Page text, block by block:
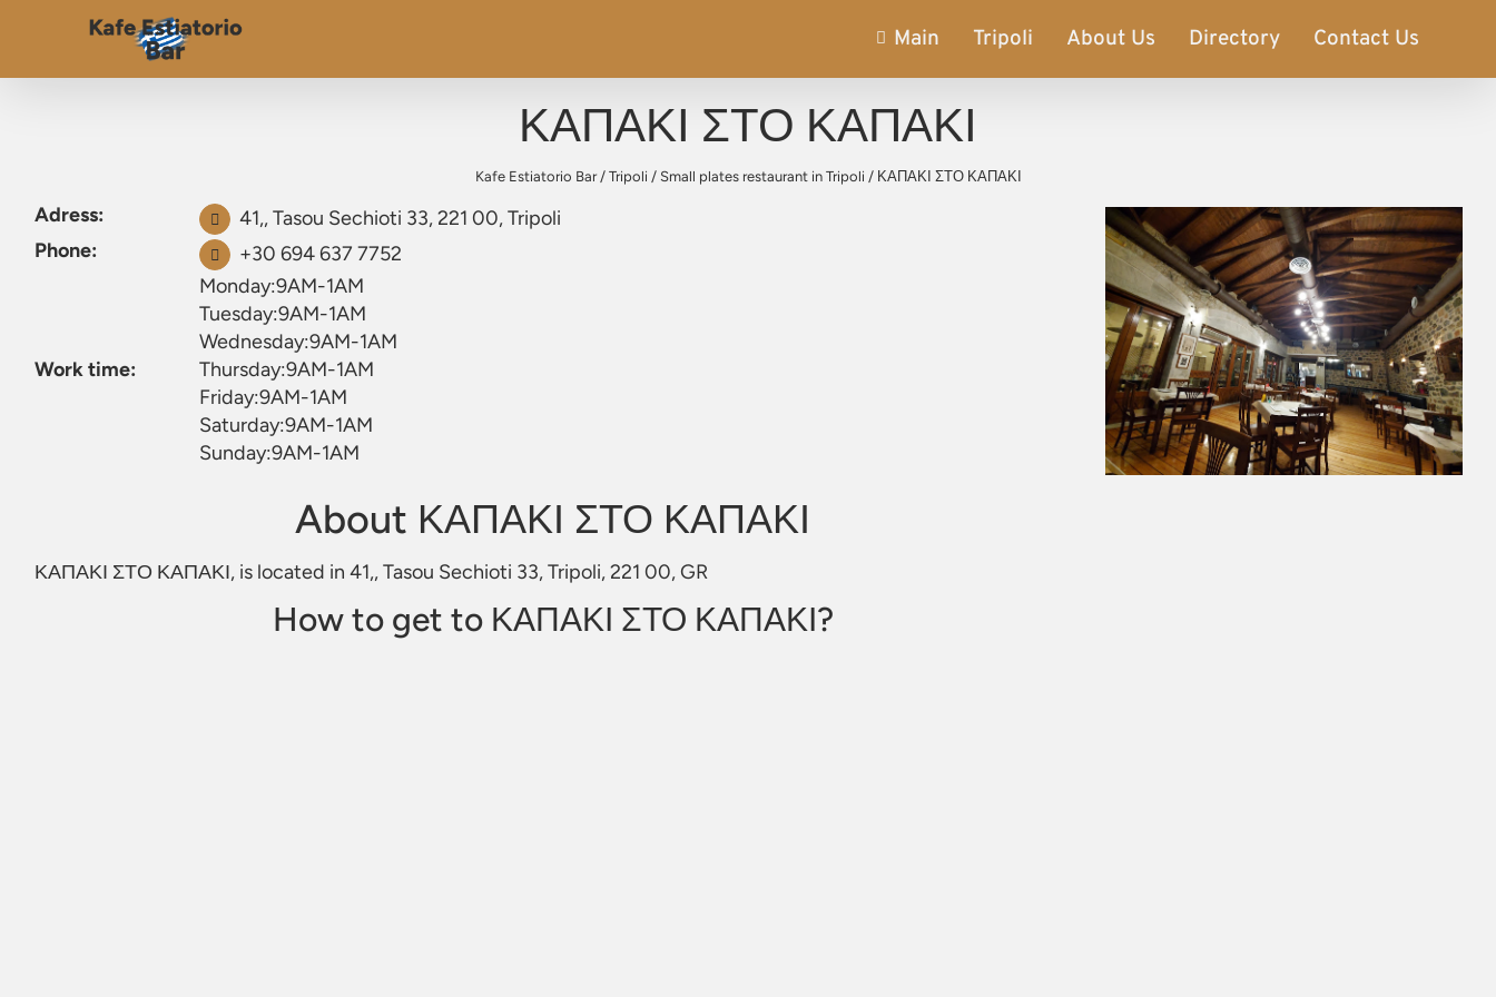
Main Tripoli About Us Directory Contact Us
ΚΑΠΑΚΙ ΣΤΟ ΚΑΠΑΚΙ
Kafe Estiatorio Bar/ Tripoli / Small plates restaurant in Tripoli / ΚΑΠΑΚΙ ΣΤΟ ΚΑΠΑΚΙ
Adress:
41,, Tasou Sechioti 33, 221 00, Tripoli
Phone:
+30 694 637 7752
Work time:
Monday:9AM-1AM
Tuesday:9AM-1AM
Wednesday:9AM-1AM
Thursday:9AM-1AM
Friday:9AM-1AM
Saturday:9AM-1AM
Sunday:9AM-1AM
About ΚΑΠΑΚΙ ΣΤΟ ΚΑΠΑΚΙ
ΚΑΠΑΚΙ ΣΤΟ ΚΑΠΑΚΙ, is located in 41,, Tasou Sechioti 33, Tripoli, 221 00, GR
How to get to ΚΑΠΑΚΙ ΣΤΟ ΚΑΠΑΚΙ?